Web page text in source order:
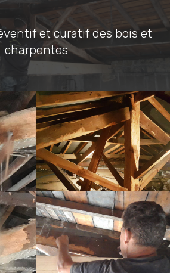
et curatif des bois et
charpentes